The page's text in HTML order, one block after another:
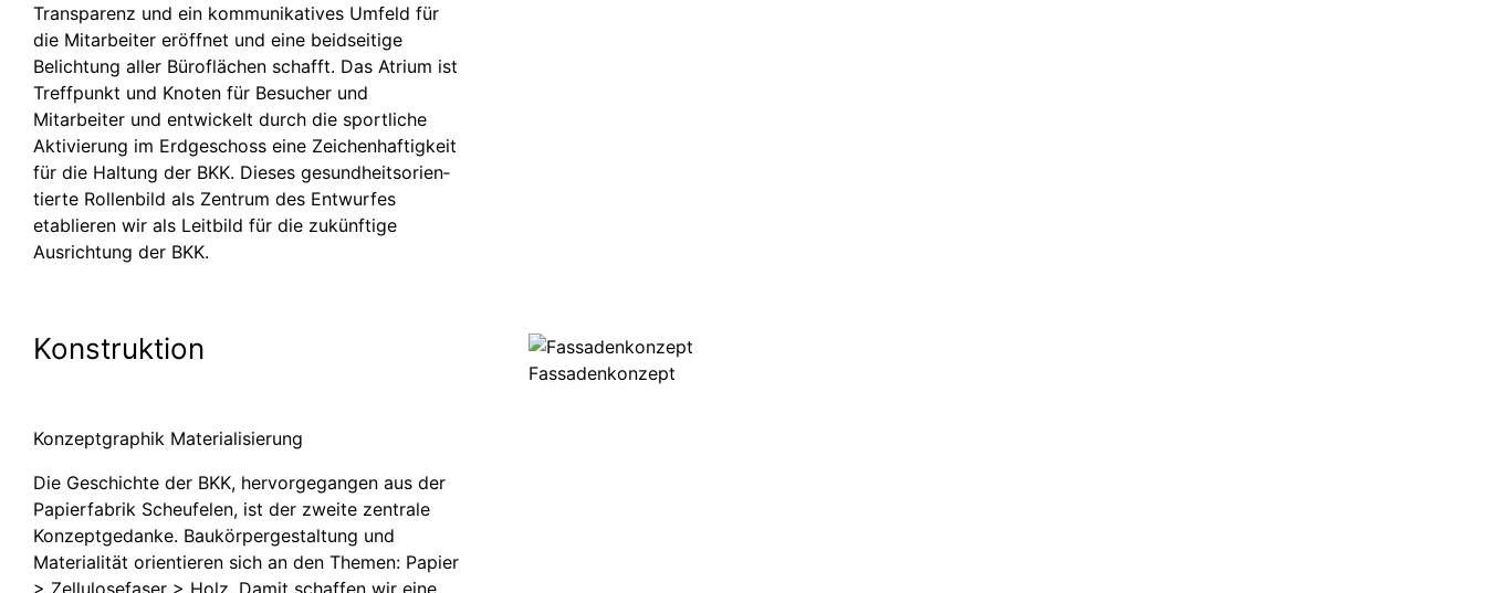
Transparenz und ein kommuni­katives Umfeld für
die Mitarbeiter eröffnet und eine beidseitige
Belichtung aller Büroflächen schafft. Das Atrium ist
Treffpunkt und Knoten für Besucher und
Mitarbeiter und entwickelt durch die sportliche
Aktivierung im Erdgeschoss eine Zeichen­haf­tigkeit
für die Haltung der BKK. Dieses gesund­heits­ori­en­
tierte Rollenbild als Zentrum des Entwurfes
etablieren wir als Leitbild für die zukünftige
Ausrichtung der BKK.
Konstruktion
Konzeptgraphik Materialisierung
Die Geschichte der BKK, hervor­ge­gangen aus der
Papier­fabrik Scheufelen, ist der zweite zentrale
Konzept­gedanke. Baukör­per­ge­staltung und
Materialität orientieren sich an den Themen: Papier
Fassadenkonzept